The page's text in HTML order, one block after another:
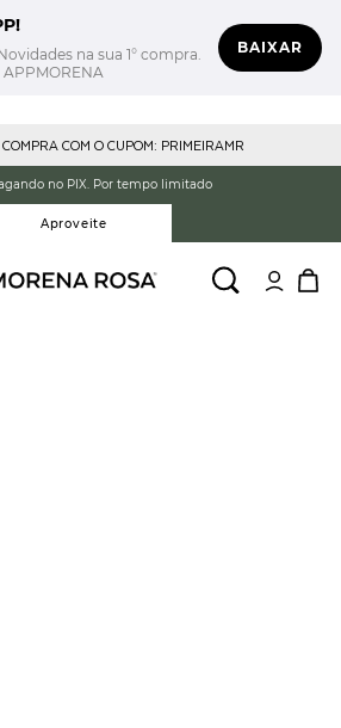
na sua 1° compra.
BAIXAR
COM O CUPOM: PRIMEIRAMR
no PIX. Por tempo limitado
Aproveite